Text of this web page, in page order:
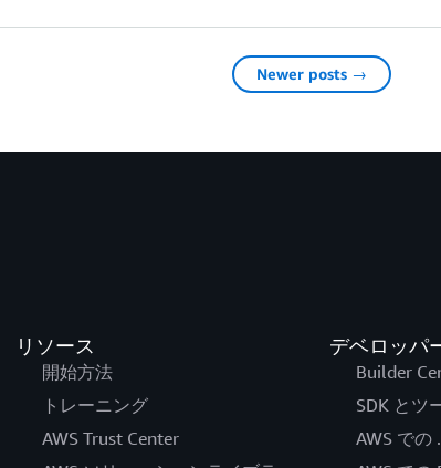
Newer posts →
リソース
開始方法
トレーニング
AWS Trust Center
デベロッパ
Builder
SDK とツ
AWS での